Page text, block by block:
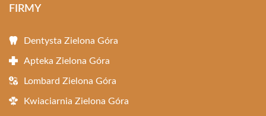
FIRMY
Dentysta Zielona Góra
Apteka Zielona Góra
Lombard Zielona Góra
Kwiaciarnia Zielona Góra